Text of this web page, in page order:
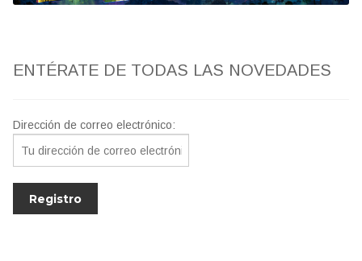
Jesús Franco
ENTÉRATE DE TODAS LAS NOVEDADES
Dirección de correo electrónico: